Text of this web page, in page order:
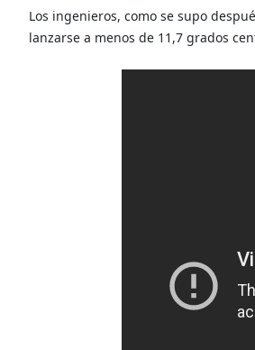
Los ingenieros, como se supo
lanzarse a menos de 11,7 grados